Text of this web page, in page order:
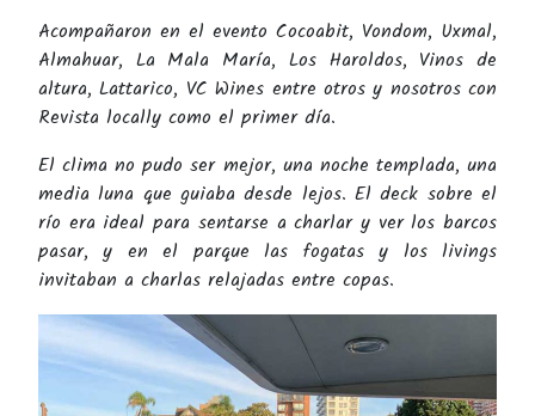
Acompañaron en el evento Cocoabit, Vondom, Uxmal,
Almahuar, La Mala María, Los Haroldos, Vinos de
altura, Lattarico, VC Wines entre otros y nosotros con
Revista locally como el primer día.
El clima no pudo ser mejor, una noche templada, una
media luna que guiaba desde lejos. El deck sobre el
río era ideal para sentarse a charlar y ver los barcos
pasar, y en el parque las fogatas y los livings
invitaban a charlas relajadas entre copas.